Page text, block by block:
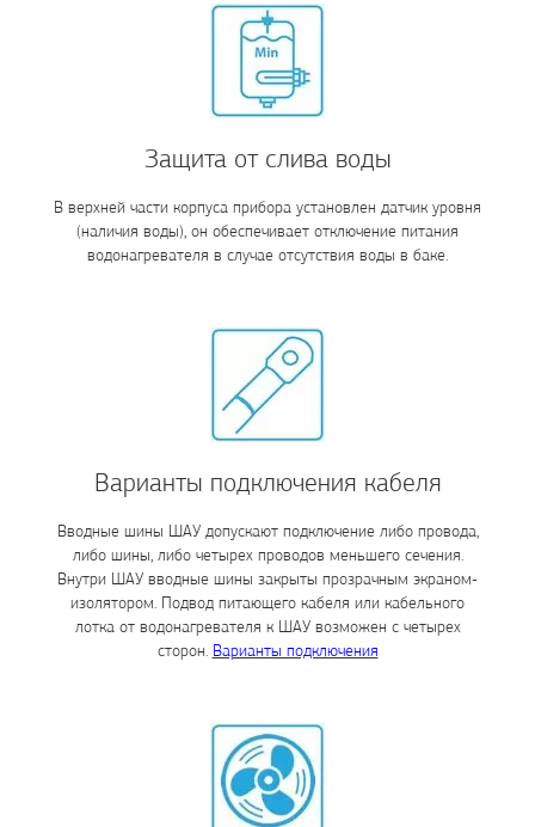
Защита от слива воды
В верхней части корпуса прибора установлен датчик уровня
(наличия воды), он обеспечивает отключение питания
водонагревателя в случае отсутствия воды в баке.
Варианты подключения кабеля
Вводные шины ШАУ допускают подключение либо провода,
либо шины, либо четырех проводов меньшего сечения.
Внутри ШАУ вводные шины закрыты прозрачным экраном-
изолятором. Подвод питающего кабеля или кабельного
лотка от водонагревателя к ШАУ возможен с четырех
сторон. Варианты подключения